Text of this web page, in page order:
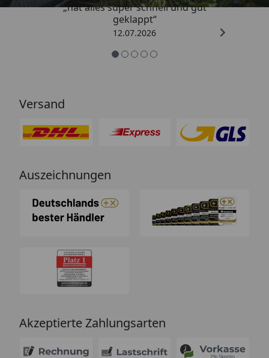
„hat alles super schnell und gut
geklappt“
12.07.2026
Versand
Auszeichnungen
Akzeptierte Zahlungsarten